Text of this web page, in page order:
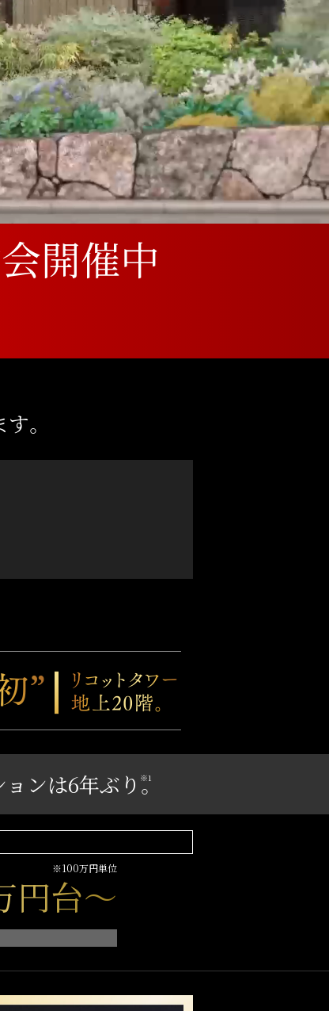
開催中
。
ンは6年ぶり。
※1
円台～
※100万円単位